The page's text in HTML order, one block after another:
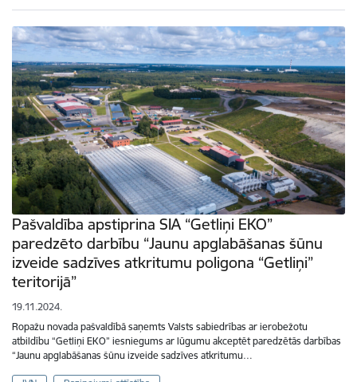
Pašvaldība apstiprina SIA “Getliņi EKO”
paredzēto darbību “Jaunu apglabāšanas šūnu
izveide sadzīves atkritumu poligona “Getliņi”
teritorijā”
19.11.2024.
Ropažu novada pašvaldībā saņemts Valsts sabiedrības ar ierobežotu
atbildību “Getliņi EKO” iesniegums ar lūgumu akceptēt paredzētās darbības
“Jaunu apglabāšanas šūnu izveide sadzīves atkritumu…